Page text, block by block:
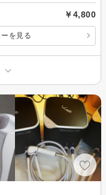
￥4,800
を見る